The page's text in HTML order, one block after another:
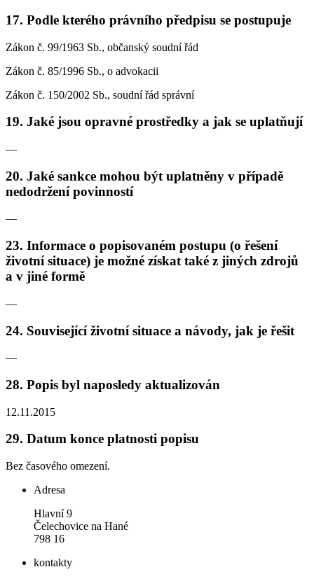
17. Podle kterého právního předpisu se postupuje
Zákon č. 99/1963 Sb., občanský soudní řád
Zákon č. 85/1996 Sb., o advokacii
Zákon č. 150/2002 Sb., soudní řád správní
19. Jaké jsou opravné prostředky a jak se uplatňují
—
20. Jaké sankce mohou být uplatněny v případě
nedodržení povinností
—
23. Informace o popisovaném postupu (o řešení
životní situace) je možné získat také z jiných zdrojů
a v jiné formě
—
24. Související životní situace a návody, jak je řešit
—
28. Popis byl naposledy aktualizován
12.11.2015
29. Datum konce platnosti popisu
Bez časového omezení.
Adresa
Hlavní 9
Čelechovice na Hané
798 16
kontakty